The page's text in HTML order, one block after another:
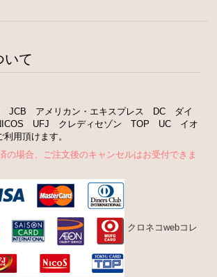
いて
JCB アメリカン・エキスプレス DC ダイ
UFJ クレディセゾン TOP UC イオ
用頂けます。
の場合、ご注文後のキャンセルはお受付できま
クロネコwebコレ